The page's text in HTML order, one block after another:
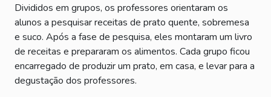
Divididos em grupos, os professores orientaram os
alunos a pesquisar receitas de prato quente, sobremesa
e suco. Após a fase de pesquisa, eles montaram um livro
de receitas e prepararam os alimentos. Cada grupo ficou
encarregado de produzir um prato, em casa, e levar para a
degustação dos professores.